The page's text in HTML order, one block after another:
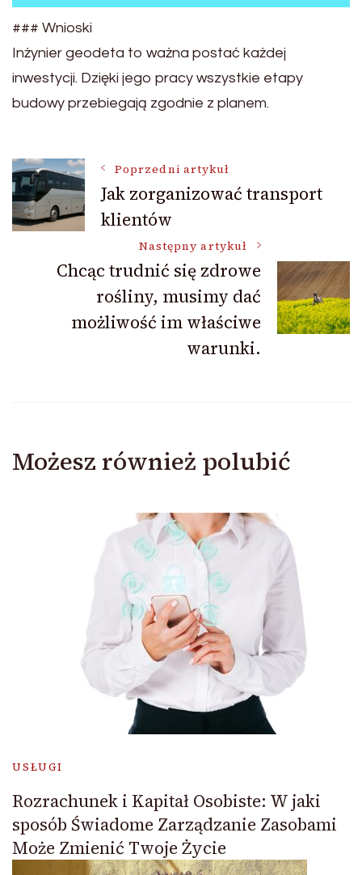
### Wnioski
Inżynier geodeta to ważna postać każdej
inwestycji. Dzięki jego pracy wszystkie etapy
budowy przebiegają zgodnie z planem.
Nawigacja
wpisu
Poprzedni artykuł
Jak zorganizować transport
klientów
Następny artykuł
Chcąc trudnić się zdrowe
rośliny, musimy dać
możliwość im właściwe
warunki.
Możesz również polubić
USŁUGI
Rozrachunek i Kapitał Osobiste: W jaki
sposób Świadome Zarządzanie Zasobami
Może Zmienić Twoje Życie